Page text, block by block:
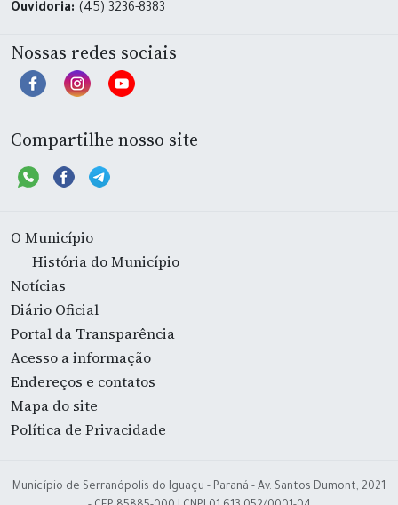
Ouvidoria: (45) 3236-8383
Nossas redes sociais
Compartilhe nosso site
O Município
História do Município
Notícias
Diário Oficial
Portal da Transparência
Acesso a informação
Endereços e contatos
Mapa do site
Política de Privacidade
Município de Serranópolis do Iguaçu - Paraná - Av. Santos Dumont, 2021